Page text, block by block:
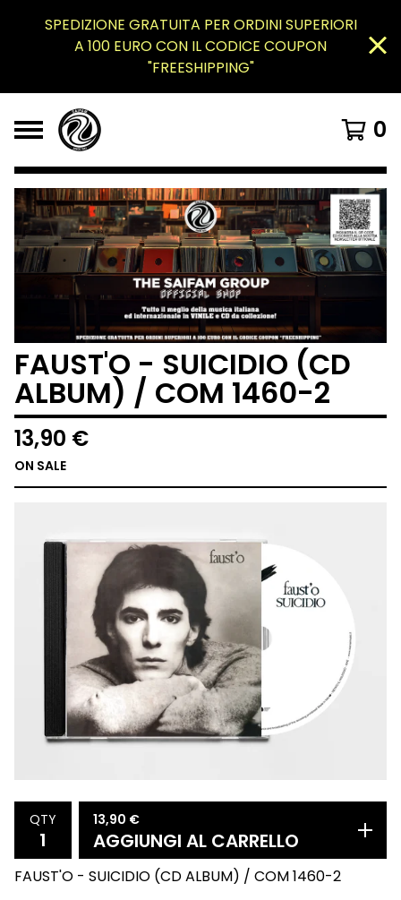
SPEDIZIONE GRATUITA PER ORDINI SUPERIORI
A 100 EURO CON IL CODICE COUPON
"FREESHIPPING"
0
FAUST'O - SUICIDIO (CD
ALBUM) / COM 1460-2
13,90 €
ON SALE
QTY 13,90 €
AGGIUNGI AL CARRELLO
FAUST'O - SUICIDIO (CD ALBUM) / COM 1460-2